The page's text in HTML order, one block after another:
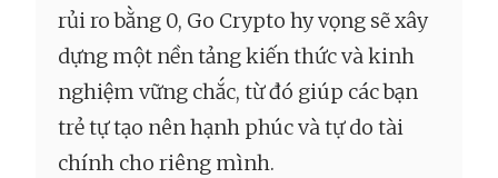
rủi ro bằng 0, Go Crypto hy vọng sẽ xây
dựng một nền tảng kiến thức và kinh
nghiệm vững chắc, từ đó giúp các bạn
trẻ tự tạo nên hạnh phúc và tự do tài
chính cho riêng mình.